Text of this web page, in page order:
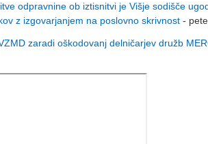
odpravnine ob iztisnitvi je Višje sodišče
z izgovarjanjem na poslovno skrivnost -
zaradi oškodovanj delničarjev družb